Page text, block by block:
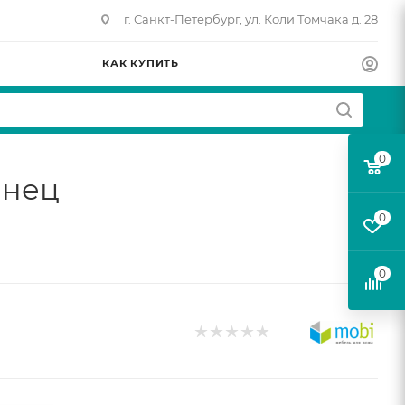
г. Санкт-Петербург, ул. Коли Томчака д. 28
КАК КУПИТЬ
0
0
0